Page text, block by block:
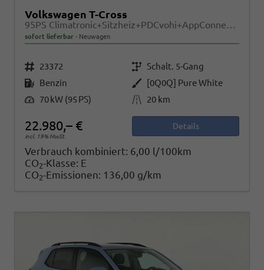
Volkswagen T-Cross
95PS Climatronic+Sitzheiz+PDCvohi+AppConnect+Side+TravelAssist+ACC
sofort lieferbar Neuwagen
Fahrzeugnr. 23372 Getriebe Schalt. 5-Gang
Kraftstoff Benzin Außenfarbe
[0Q0Q] Pure White
Leistung 70 kW (95 PS) Kilometerstand 20 km
22.980,– €
incl. 19% MwSt.
Details
Verbrauch kombiniert: 6,00 l/100km
CO2-Klasse: E
CO2-Emissionen: 136,00 g/km